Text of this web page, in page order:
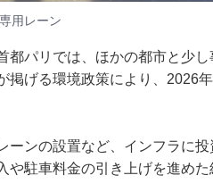
用レーン
都パリでは、ほかの都市と少
掲げる環境政策により、2026
ーンの設置など、インフラに
や駐車料金の引き上げを進め